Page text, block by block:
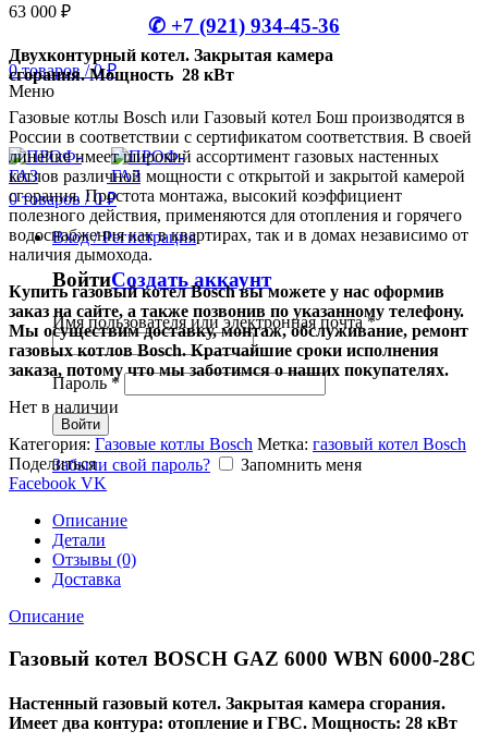
✆ +7 (921) 934-45-36
0товаров / 0₽
Меню
0товаров / 0₽
Вход / Регистрация
ВойтиСоздать аккаунт
Имя пользователя или электронная почта*
Пароль *
Войти
Забыли свой пароль? Запомнить меня
63 000 ₽
Двухконтурный котел. Закрытая камера
сгорания.Мощность 28 кВт
Газовые котлы Bosch или Газовый котел Бош производятся в
России в соответствии с сертификатом соответствия. В своей
линейке имеет широкий ассортимент газовых настенных
котлов различной мощности с открытой и закрытой камерой
сгорания. Простота монтажа, высокий коэффициент
полезного действия, применяются для отопления и горячего
водоснабжения как в квартирах, так и в домах независимо от
наличия дымохода.
Купить газовый котел Bosch вы можете у нас оформив
заказ на сайте, а также позвонив по указанному телефону.
Мы осуществим доставку, монтаж, обслуживание, ремонт
газовых котлов Bosch. Кратчайшие сроки исполнения
заказа, потому что мы заботимся о наших покупателях.
Нет в наличии
Категория: Газовые котлы Bosch Метка: газовый котел Bosch
Поделиться
Facebook VK
Описание
Детали
Отзывы (0)
Доставка
Описание
Газовый котел BOSCH GAZ 6000 WBN 6000-28C
Настенный газовый котел. Закрытая камера сгорания.
Имеет два контура: отопление и ГВС. Мощность: 28 кВт